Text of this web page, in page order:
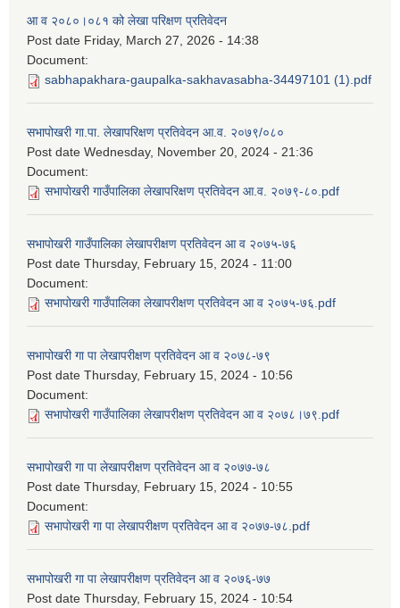
आ व २०८०।०८१ को लेखा परिक्षण प्रतिवेदन
Post date Friday, March 27, 2026 - 14:38
Document:
sabhapakhara-gaupalka-sakhavasabha-34497101 (1).pdf
सभापोखरी गा.पा. लेखापरिक्षण प्रतिवेदन आ.व. २०७९/०८०
Post date Wednesday, November 20, 2024 - 21:36
Document:
सभापोखरी गाउँपालिका लेखापरिक्षण प्रतिवेदन आ.व. २०७९-८०.pdf
सभापोखरी गाउँपालिका लेखापरीक्षण प्रतिवेदन आ व २०७५-७६
Post date Thursday, February 15, 2024 - 11:00
Document:
सभापोखरी गाउँपालिका लेखापरीक्षण प्रतिवेदन आ व २०७५-७६.pdf
सभापोखरी गा पा लेखापरीक्षण प्रतिवेदन आ व २०७८-७९
Post date Thursday, February 15, 2024 - 10:56
Document:
सभापोखरी गाउँपालिका लेखापरीक्षण प्रतिवेदन आ व २०७८।७९.pdf
सभापोखरी गा पा लेखापरीक्षण प्रतिवेदन आ व २०७७-७८
Post date Thursday, February 15, 2024 - 10:55
Document:
सभापोखरी गा पा लेखापरीक्षण प्रतिवेदन आ व २०७७-७८.pdf
सभापोखरी गा पा लेखापरीक्षण प्रतिवेदन आ व २०७६-७७
Post date Thursday, February 15, 2024 - 10:54